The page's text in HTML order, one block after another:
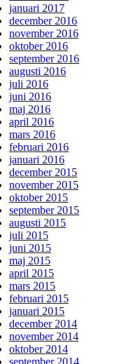
januari 2017
december 2016
november 2016
oktober 2016
september 2016
augusti 2016
juli 2016
juni 2016
maj 2016
april 2016
mars 2016
februari 2016
januari 2016
december 2015
november 2015
oktober 2015
september 2015
augusti 2015
juli 2015
juni 2015
maj 2015
april 2015
mars 2015
februari 2015
januari 2015
december 2014
november 2014
oktober 2014